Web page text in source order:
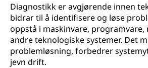
Diagnostikk er avgjørende innen
bidrar til å identifisere og løse
oppstå i maskinvare, programvare,
andre teknologiske systemer. Det
problemløsning, forbedrer
jevn drift.